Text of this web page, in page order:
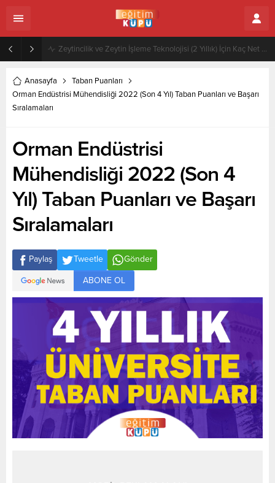
Zeytincilik ve Zeytin İşleme Teknolojisi (2 Yıllık) İçin Kaç Net Gerekir 2022
Anasayfa
Taban Puanları
Orman Endüstrisi Mühendisliği 2022 (Son 4 Yıl) Taban Puanları ve Başarı
Sıralamaları
Orman Endüstrisi
Mühendisliği 2022 (Son 4
Yıl) Taban Puanları ve Başarı
Sıralamaları
Paylaş Tweetle Gönder
ABONE OL